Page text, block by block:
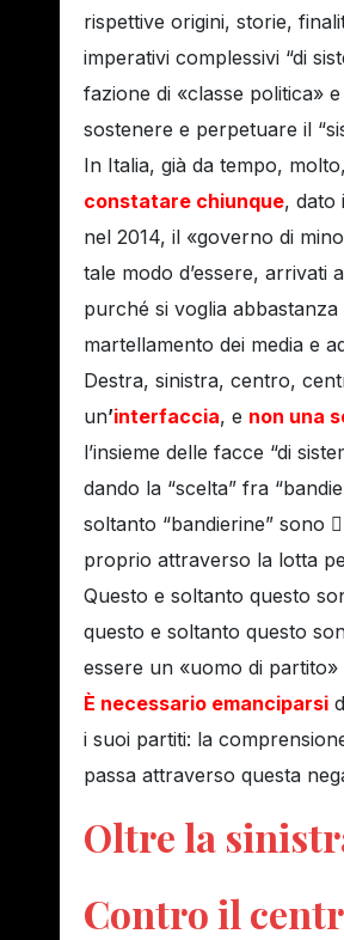
rispettive origini, storie,
imperativi complessivi “di
fazione di «classe politica»
sostenere e perpetuare il
In Italia, già da tempo,
constatare chiunque, dato
nel 2014, il «governo di
tale modo d’essere,
purché si voglia
martellamento dei media e
Destra, sinistra, centro,
un’interfaccia, e non una
l’insieme delle facce “di
dando la “scelta” fra
soltanto “bandierine” sono
proprio attraverso la lotta
Questo e soltanto questo
questo e soltanto questo
essere un «uomo di
È necessario emanciparsi
i suoi partiti: la
passa attraverso questa
Oltre la
Contro il